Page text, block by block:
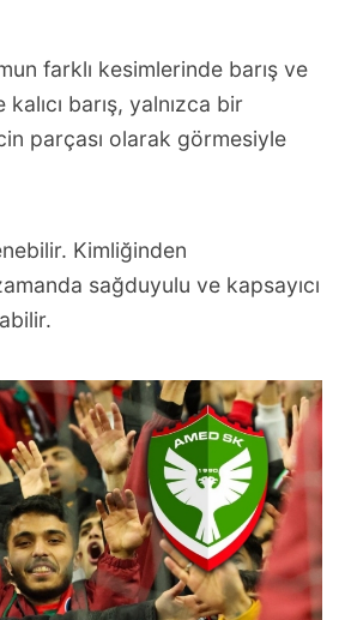
farklı kesimlerinde barış ve
barış, yalnızca bir
parçası olarak görmesiyle
Kimliğinden
sağduyulu ve kapsayıcı